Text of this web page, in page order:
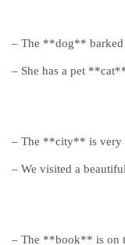
– The **dog** barked
– She has a pet
– The **city** is very
– We visited a
– The **book** is on